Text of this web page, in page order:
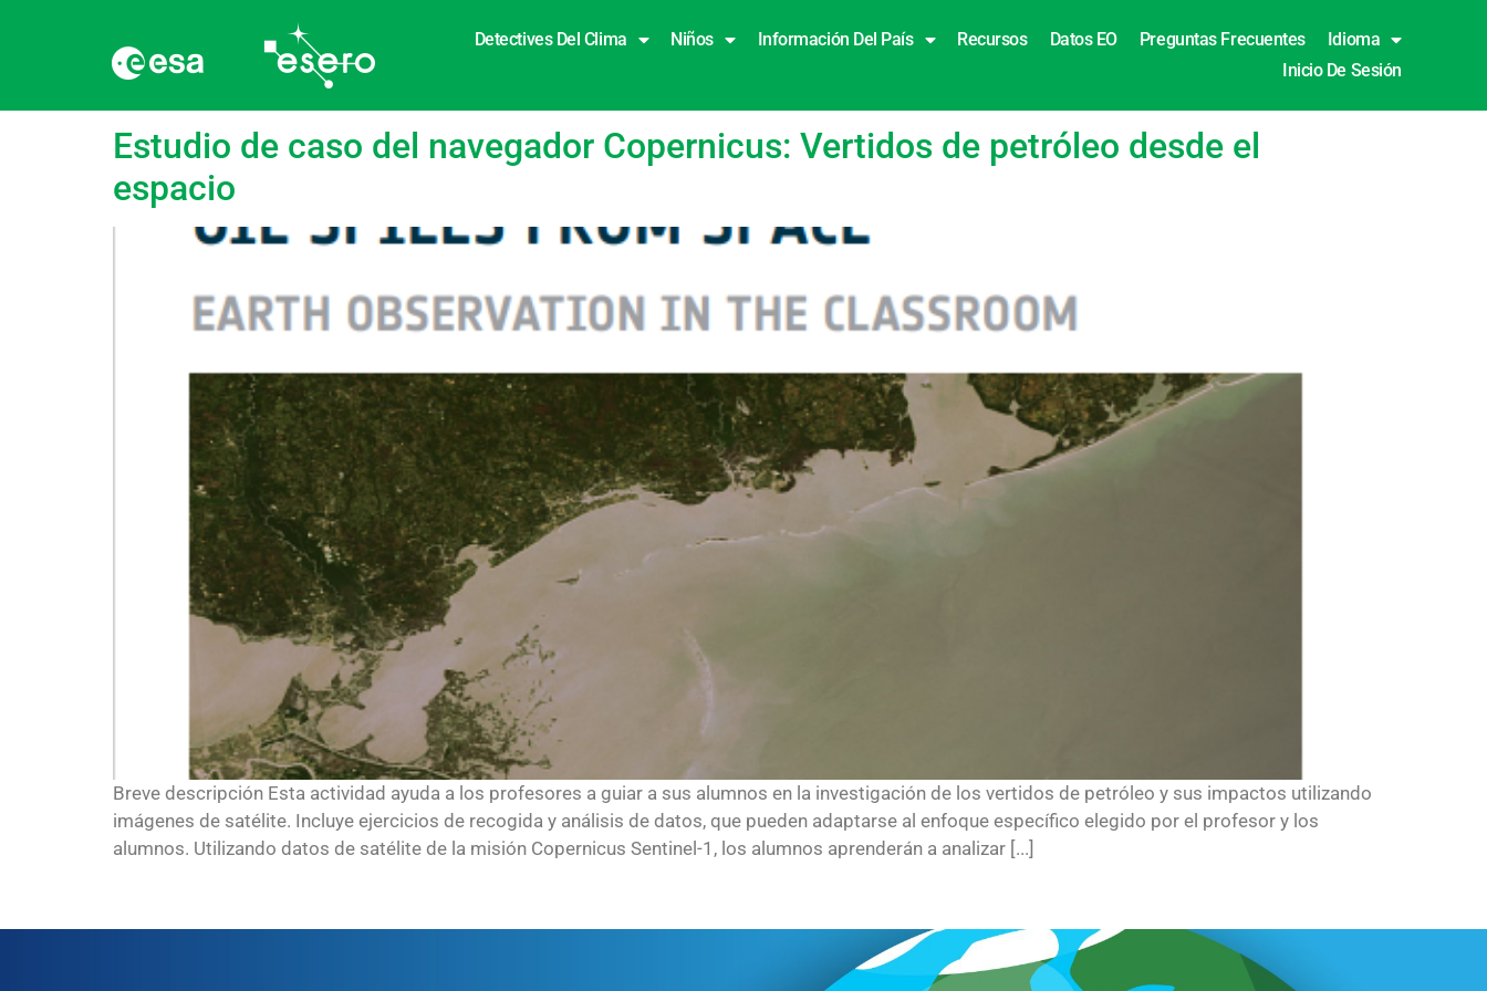
Detectives Del Clima Niños Información Del País Recursos Datos EO Preguntas Frecuentes
Idioma
Inicio De Sesión
Etiqueta:Ecosistemas marinos
Estudio de caso del navegador Copernicus: Vertidos de petróleo desde el
espacio
Breve descripción Esta actividad ayuda a los profesores a guiar a sus alumnos en la investigación de los vertidos de petróleo y sus impactos utilizando
imágenes de satélite. Incluye ejercicios de recogida y análisis de datos, que pueden adaptarse al enfoque específico elegido por el profesor y los
alumnos. Utilizando datos de satélite de la misión Copernicus Sentinel-1, los alumnos aprenderán a analizar [...]